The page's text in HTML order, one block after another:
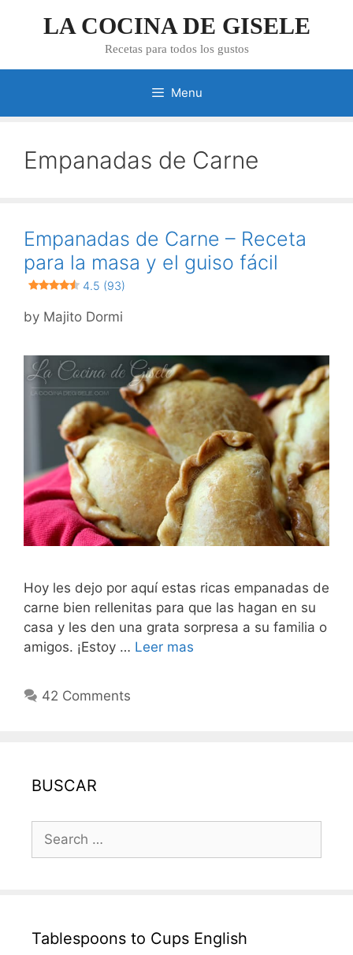
LA COCINA DE GISELE
Recetas para todos los gustos
Menu
Empanadas de Carne
Empanadas de Carne – Receta
para la masa y el guiso fácil
4.5 (93)
by Majito Dormi
Hoy les dejo por aquí estas ricas empanadas de
carne bien rellenitas para que las hagan en su
casa y les den una grata sorpresa a su familia o
amigos. ¡Estoy … Leer mas
42 Comments
BUSCAR
Search
for:
Tablespoons to Cups English